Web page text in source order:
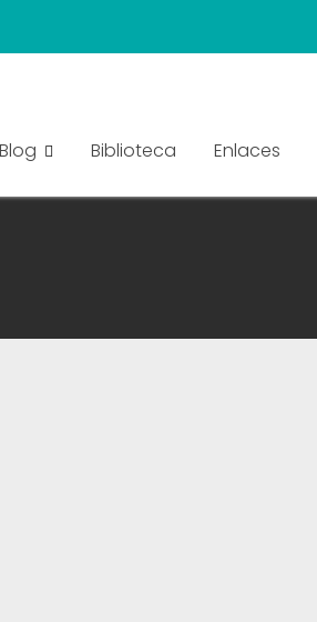
Blog Biblioteca Enlaces